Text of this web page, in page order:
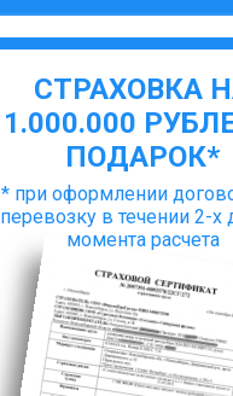
СТРАХОВКА
1.000.000
ПОДАРОК*
* при оформлении
перевозку в течении 2-х
момента расчета